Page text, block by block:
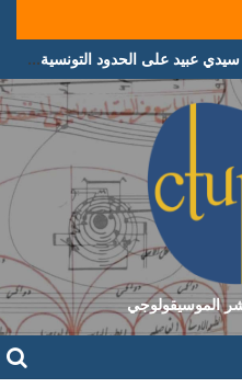
التقاليد الموسيقية الغنائية لدى أولاد سيدي عبيد على الحدود التونسية الجزائرية
الموسيقولوجي